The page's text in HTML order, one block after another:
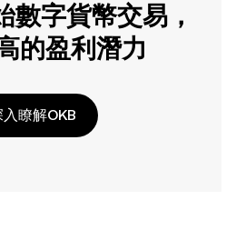
數字貨幣交易，
的盈利潛力
入瞭解OKB